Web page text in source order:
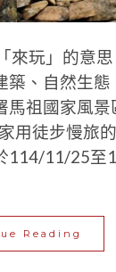
來玩」的意
、自然生
祖國家風
用徒步慢旅
114/11/25
Reading